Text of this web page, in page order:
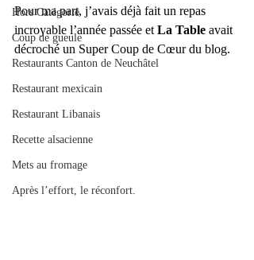
Hors Catégorie
Coup de gueule
Restaurants Canton de Neuchâtel
Restaurant mexicain
Restaurant Libanais
Recette alsacienne
Mets au fromage
Après l’effort, le réconfort.
Pour ma part, j’avais déjà fait un repas
incroyable l’année passée et La Table avait
décroché un Super Coup de Cœur du blog.